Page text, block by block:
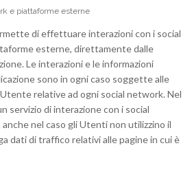
e piattaforme esterne
di effettuare interazioni con i social
esterne, direttamente dalle
Le interazioni e le informazioni
sono in ogni caso soggette alle
relative ad ogni social network. Nel
servizio di interazione con i social
nel caso gli Utenti non utilizzino il
dati di traffico relativi alle pagine in cui è